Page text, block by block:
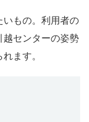
いもの。利用者の
センターの姿勢
ます。